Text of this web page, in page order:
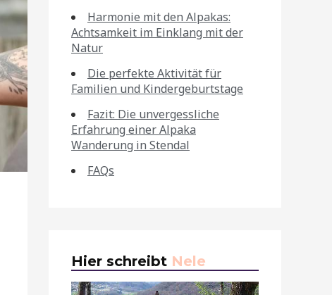
Harmonie mit den Alpakas:
Achtsamkeit im Einklang mit der
Natur
Die perfekte Aktivität für
Familien und Kindergeburtstage
Fazit: Die unvergessliche
Erfahrung einer Alpaka
Wanderung in Stendal
FAQs
Hier schreibt Nele